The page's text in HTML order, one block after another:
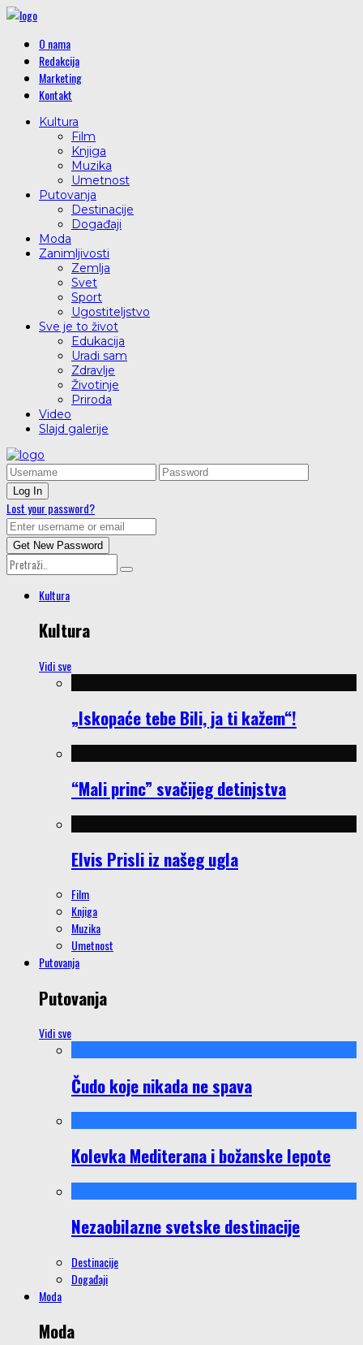
O nama
Redakcija
Marketing
Kontakt
Kultura
Film
Knjiga
Muzika
Umetnost
Putovanja
Destinacije
Događaji
Moda
Zanimljivosti
Zemlja
Svet
Sport
Ugostiteljstvo
Sve je to život
Edukacija
Uradi sam
Zdravlje
Životinje
Priroda
Video
Slajd galerije
Lost your password?
Kultura
Kultura
Vidi sve
„Iskopaće tebe Bili, ja ti kažem“!
“Mali princ” svačijeg detinjstva
Elvis Prisli iz našeg ugla
Film
Knjiga
Muzika
Umetnost
Putovanja
Putovanja
Vidi sve
Čudo koje nikada ne spava
Kolevka Mediterana i božanske lepote
Nezaobilazne svetske destinacije
Destinacije
Događaji
Moda
Moda